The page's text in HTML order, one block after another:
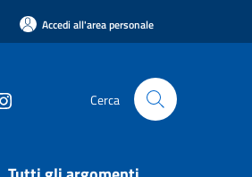
Accedi all'area personale
Cerca